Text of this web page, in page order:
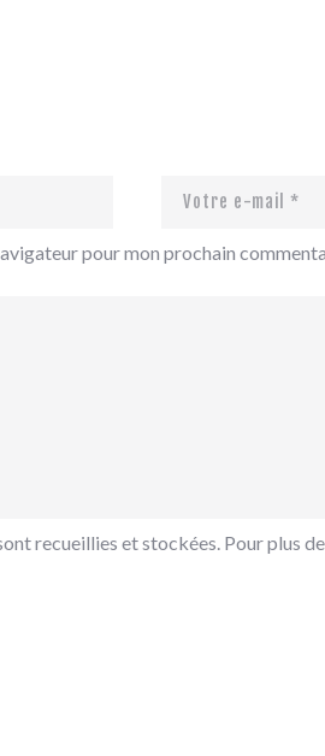
pour mon prochain
recueillies et stockées. Pour plus